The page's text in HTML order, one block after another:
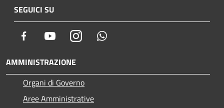
SEGUICI SU
Facebook YoutubeInstagram
AMMINISTRAZIONE
Organi di Governo
Aree Amministrative